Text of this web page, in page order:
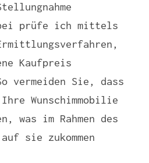
prüfe ich mittels
Kaufpreis
vermeiden Sie, dass
Wunschimmobilie
was im Rahmen des
sie zukommen